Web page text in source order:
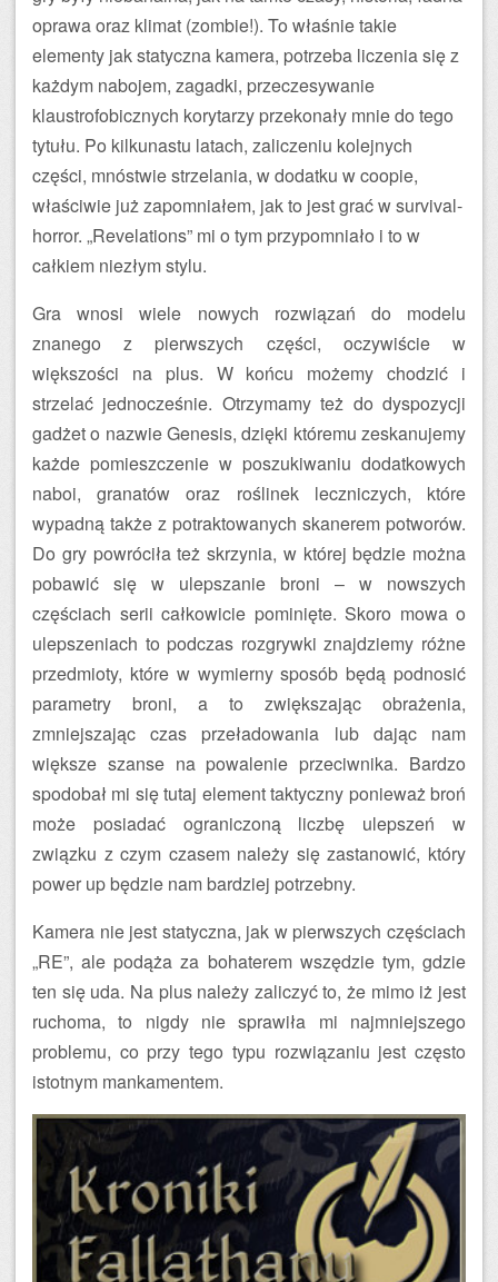
oprawa oraz klimat (zombie!). To właśnie takie
elementy jak statyczna kamera, potrzeba liczenia się z
każdym nabojem, zagadki, przeczesywanie
klaustrofobicznych korytarzy przekonały mnie do tego
tytułu. Po kilkunastu latach, zaliczeniu kolejnych
części, mnóstwie strzelania, w dodatku w coopie,
właściwie już zapomniałem, jak to jest grać w survival-
horror. „Revelations” mi o tym przypomniało i to w
całkiem niezłym stylu.
Gra wnosi wiele nowych rozwiązań do modelu
znanego z pierwszych części, oczywiście w
większości na plus. W końcu możemy chodzić i
strzelać jednocześnie. Otrzymamy też do dyspozycji
gadżet o nazwie Genesis, dzięki któremu zeskanujemy
każde pomieszczenie w poszukiwaniu dodatkowych
naboi, granatów oraz roślinek leczniczych, które
wypadną także z potraktowanych skanerem potworów.
Do gry powróciła też skrzynia, w której będzie można
pobawić się w ulepszanie broni – w nowszych
częściach serii całkowicie pominięte. Skoro mowa o
ulepszeniach to podczas rozgrywki znajdziemy różne
przedmioty, które w wymierny sposób będą podnosić
parametry broni, a to zwiększając obrażenia,
zmniejszając czas przeładowania lub dając nam
większe szanse na powalenie przeciwnika. Bardzo
spodobał mi się tutaj element taktyczny ponieważ broń
może posiadać ograniczoną liczbę ulepszeń w
związku z czym czasem należy się zastanowić, który
power up będzie nam bardziej potrzebny.
Kamera nie jest statyczna, jak w pierwszych częściach
„RE”, ale podąża za bohaterem wszędzie tym, gdzie
ten się uda. Na plus należy zaliczyć to, że mimo iż jest
ruchoma, to nigdy nie sprawiła mi najmniejszego
problemu, co przy tego typu rozwiązaniu jest często
istotnym mankamentem.